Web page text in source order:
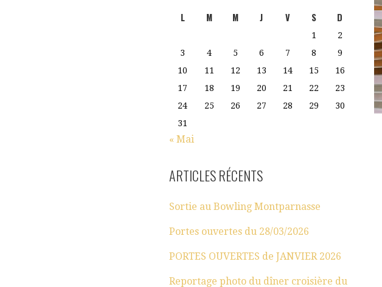
L M M J V S D
1
2
3
4 5 6 7 8
9
10
11 12 13 14 15
16
17
18 19 20 21 22
23
24
25 26 27 28 29
30
31
« Mai
ARTICLES RÉCENTS
Sortie au Bowling Montparnasse
Portes ouvertes du 28/03/2026
PORTES OUVERTES de JANVIER 2026
Reportage photo du dîner croisière du